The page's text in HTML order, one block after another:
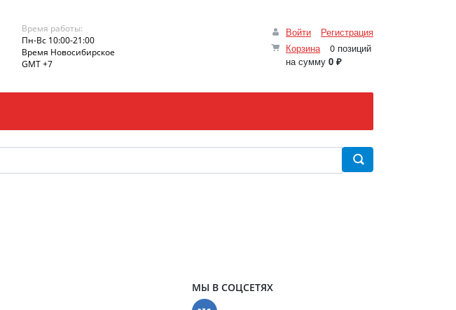
Войти
Регистрация
Корзина
0 позиций
на сумму 0 ₽
Время работы:
Пн-Вс 10:00-21:00
Время Новосибирское
GMT +7
МЫ В СОЦСЕТЯХ